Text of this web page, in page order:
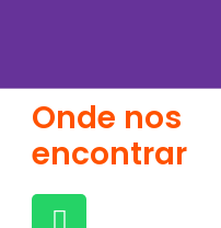
Onde nos
encontrar